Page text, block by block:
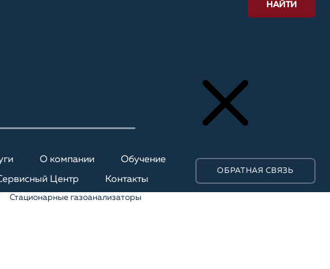
О компании Обучение
Центр Контакты
ОБРАТНАЯ СВЯЗЬ
НАЙТИ
Стационарные газоанализаторы